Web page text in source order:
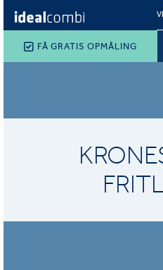
FÅ GRATIS OPMÅLING